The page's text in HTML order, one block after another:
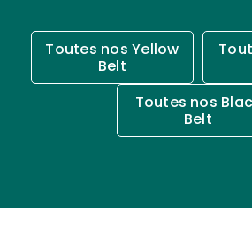
Toutes nos Yellow
Belt
Toutes nos
Belt